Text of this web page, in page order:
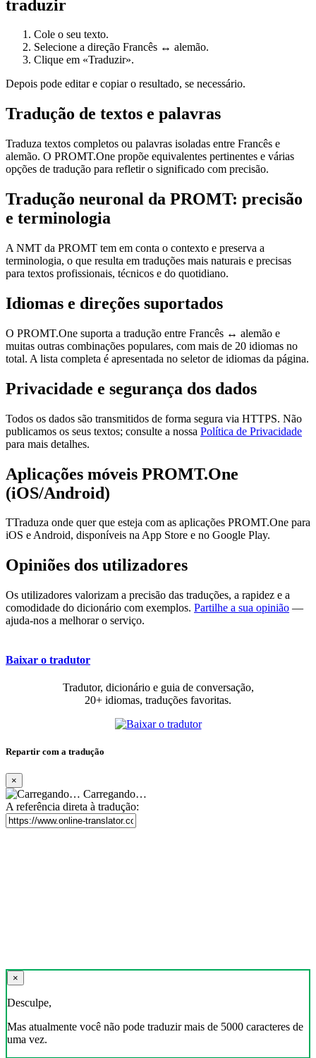
traduzir
Cole o seu texto.
Selecione a direção Francês ↔ alemão.
Clique em «Traduzir».
Depois pode editar e copiar o resultado, se necessário.
Tradução de textos e palavras
Traduza textos completos ou palavras isoladas entre Francês e
alemão. O PROMT.One propõe equivalentes pertinentes e várias
opções de tradução para refletir o significado com precisão.
Tradução neuronal da PROMT: precisão
e terminologia
A NMT da PROMT tem em conta o contexto e preserva a
terminologia, o que resulta em traduções mais naturais e precisas
para textos profissionais, técnicos e do quotidiano.
Idiomas e direções suportados
O PROMT.One suporta a tradução entre Francês ↔ alemão e
muitas outras combinações populares, com mais de 20 idiomas no
total. A lista completa é apresentada no seletor de idiomas da página.
Privacidade e segurança dos dados
Todos os dados são transmitidos de forma segura via HTTPS. Não
publicamos os seus textos; consulte a nossa Política de Privacidade
para mais detalhes.
Aplicações móveis PROMT.One
(iOS/Android)
TTraduza onde quer que esteja com as aplicações PROMT.One para
iOS e Android, disponíveis na App Store e no Google Play.
Opiniões dos utilizadores
Os utilizadores valorizam a precisão das traduções, a rapidez e a
comodidade do dicionário com exemplos. Partilhe a sua opinião —
ajuda-nos a melhorar o serviço.
Baixar o tradutor
Tradutor, dicionário e guia de conversação,
20+ idiomas, traduções favoritas.
Repartir com a tradução
×
Carregando…
A referência direta à tradução:
×
Desculpe,
Mas atualmente você não pode traduzir mais de 5000 caracteres de
uma vez.